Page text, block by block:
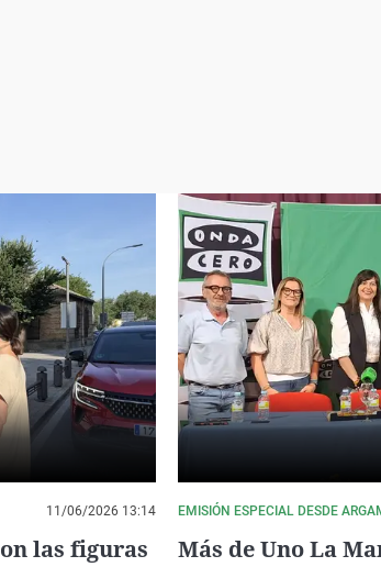
11/06/2026 13:14
las figuras
EMISIÓN ESPECIAL DESDE
Más de Uno La